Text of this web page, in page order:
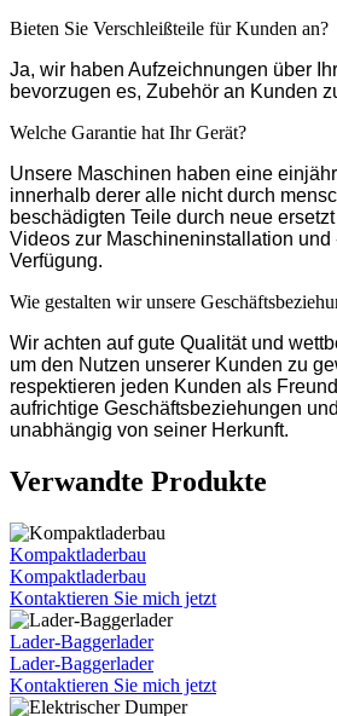
Bieten Sie Verschleißteile für Kunden an?
Ja, wir haben Aufzeichnungen über
bevorzugen es, Zubehör an Kunden
Welche Garantie hat Ihr Gerät?
Unsere Maschinen haben eine
innerhalb derer alle nicht durch
beschädigten Teile durch neue
Videos zur Maschineninstallation und
Verfügung.
Wie gestalten wir unsere
Wir achten auf gute Qualität und
um den Nutzen unserer Kunden zu
respektieren jeden Kunden als
aufrichtige Geschäftsbeziehungen
unabhängig von seiner Herkunft.
Verwandte Produkte
Kompaktladerbau
Kompaktladerbau
Kontaktieren Sie mich jetzt
Lader-Baggerlader
Lader-Baggerlader
Kontaktieren Sie mich jetzt